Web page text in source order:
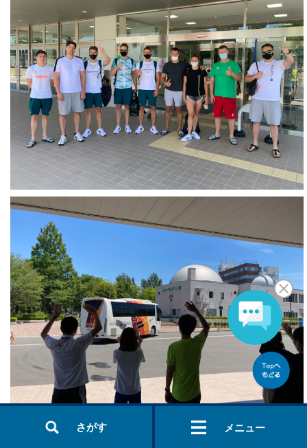
さがす メニュー
7月17日の全体練習では、午前の練習後に市内のスイミングスクー